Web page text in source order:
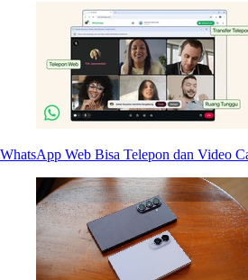
WhatsApp Web Bisa Telepon dan Video